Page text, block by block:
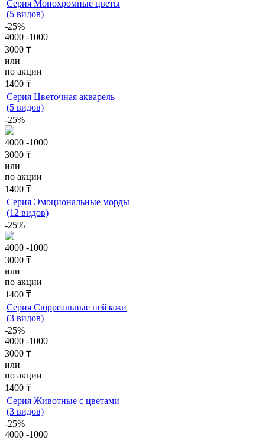
Серия Монохромные цветы
(5 видов)
-25%
4000 -1000
3000 ₸
или
по акции
1400 ₸
Серия Цветочная акварель
(5 видов)
-25%
4000 -1000
3000 ₸
или
по акции
1400 ₸
Серия Эмоциональные морды
(12 видов)
-25%
4000 -1000
3000 ₸
или
по акции
1400 ₸
Серия Сюрреальные пейзажи
(3 видов)
-25%
4000 -1000
3000 ₸
или
по акции
1400 ₸
Серия Животные с цветами
(3 видов)
-25%
4000 -1000